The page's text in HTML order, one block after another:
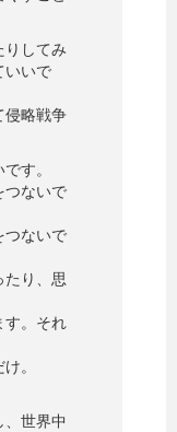
りしてみ
いいで
侵略戦争
す。
つないで
つないで
たり、思
す。それ
。
、世界中